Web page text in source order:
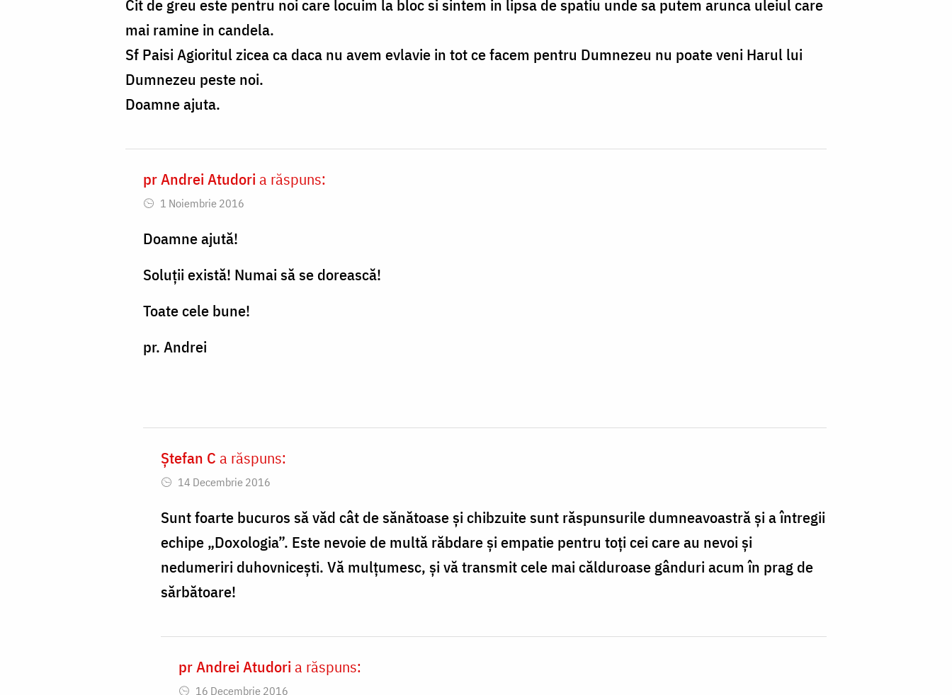
Cit de greu este pentru noi care locuim la bloc si sintem in lipsa de spatiu unde sa putem arunca uleiul care
mai ramine in candela.
Sf Paisi Agioritul zicea ca daca nu avem evlavie in tot ce facem pentru Dumnezeu nu poate veni Harul lui
Dumnezeu peste noi.
Doamne ajuta.
In
reply
to
de
greu
pentru
costel
bota
pr Andrei Atudori a răspuns:
1 Noiembrie 2016
Doamne ajută!
Soluții există! Numai să se dorească!
Toate cele bune!
pr. Andrei
In
reply
to
Doamne
ajută!
by
Ștefan C a răspuns:
14 Decembrie 2016
Sunt foarte bucuros să văd cât de sănătoase și chibzuite sunt răspunsurile dumneavoastră și a întregii
echipe „Doxologia”. Este nevoie de multă răbdare și empatie pentru toți cei care au nevoi și
nedumeriri duhovnicești. Vă mulțumesc, și vă transmit cele mai călduroase gânduri acum în prag de
sărbătoare!
In
pr Andrei Atudori a răspuns:
16 Decembrie 2016